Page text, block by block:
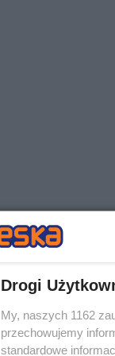
Drogi
My, naszych 1162
przechowujemy
standardowe